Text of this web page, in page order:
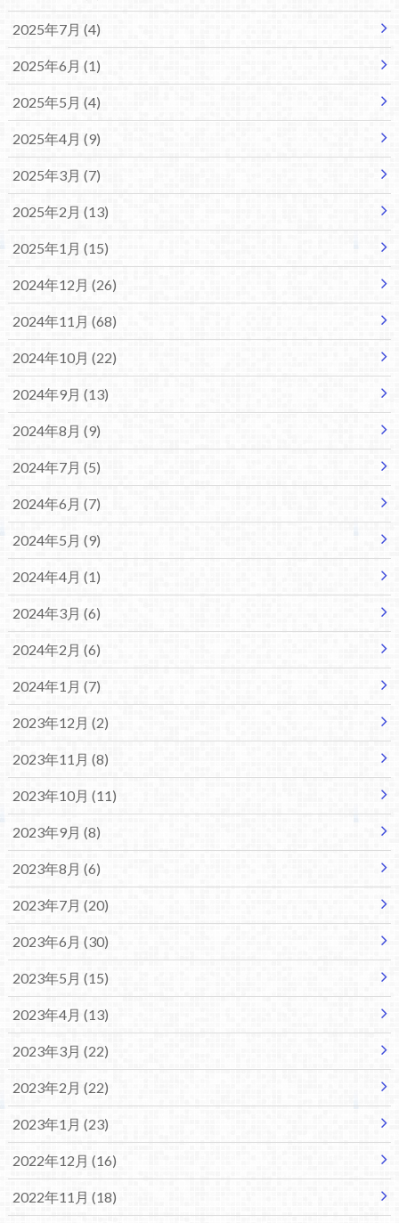
2025年7月 (4)
2025年6月 (1)
2025年5月 (4)
2025年4月 (9)
2025年3月 (7)
2025年2月 (13)
2025年1月 (15)
2024年12月 (26)
2024年11月 (68)
2024年10月 (22)
2024年9月 (13)
2024年8月 (9)
2024年7月 (5)
2024年6月 (7)
2024年5月 (9)
2024年4月 (1)
2024年3月 (6)
2024年2月 (6)
2024年1月 (7)
2023年12月 (2)
2023年11月 (8)
2023年10月 (11)
2023年9月 (8)
2023年8月 (6)
2023年7月 (20)
2023年6月 (30)
2023年5月 (15)
2023年4月 (13)
2023年3月 (22)
2023年2月 (22)
2023年1月 (23)
2022年12月 (16)
2022年11月 (18)